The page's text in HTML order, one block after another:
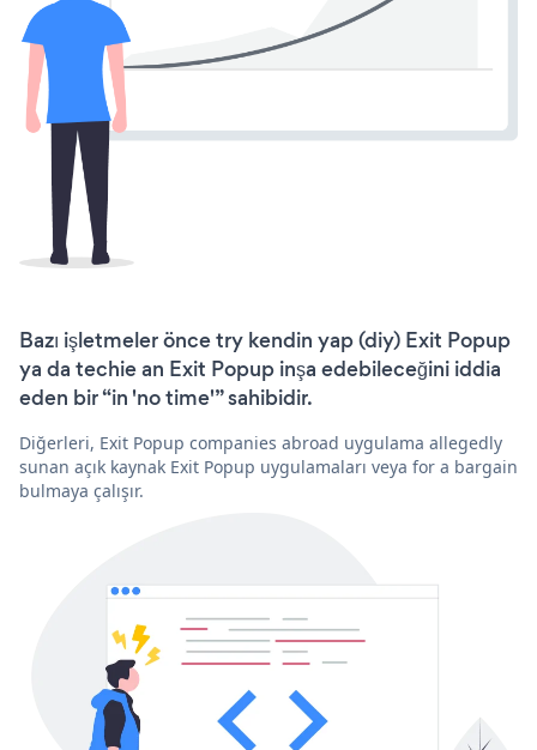
Bazı işletmeler önce try kendin yap (diy) Exit Popup
ya da techie an Exit Popup inşa edebileceğini iddia
eden bir “in 'no time'” sahibidir.
Diğerleri, Exit Popup companies abroad uygulama allegedly
sunan açık kaynak Exit Popup uygulamaları veya for a bargain
bulmaya çalışır.